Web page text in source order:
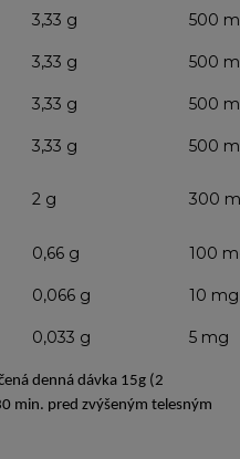
3,33 g 500
3,33 g 500
3,33 g 500
3,33 g 500
2 g 300
0,66 g 100
0,066 g 10 mg
0,033 g 5 mg
denná dávka 15g (2
min. pred zvýšeným telesným